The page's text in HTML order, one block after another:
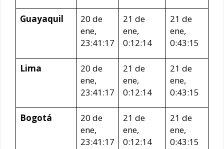
Guayaquil
20 de
ene,
23:41:17
21 de
ene,
0:12:14
21 de
ene,
0:43:15
Lima
20 de
ene,
23:41:17
21 de
ene,
0:12:14
21 de
ene,
0:43:15
Bogotá
20 de
ene,
23:41:17
21 de
ene,
0:12:14
21 de
ene,
0:43:15